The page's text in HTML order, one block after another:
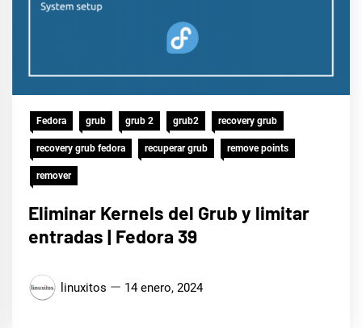
Fedora grub grub 2 grub2 recovery grub
recovery grub fedora recuperar grub remove points
remover
Eliminar Kernels del Grub y limitar
entradas | Fedora 39
linuxitos 14 enero, 2024